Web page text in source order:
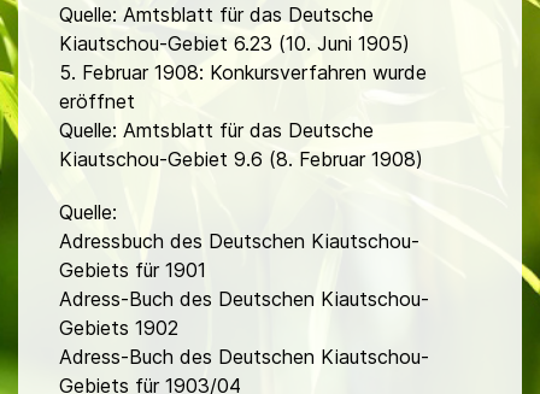
Quelle: Amtsblatt für das Deutsche
Kiautschou-Gebiet 6.23 (10. Juni 1905)
5. Februar 1908: Konkursverfahren wurde
eröffnet
Quelle: Amtsblatt für das Deutsche
Kiautschou-Gebiet 9.6 (8. Februar 1908)
Quelle:
Adressbuch des Deutschen Kiautschou-
Gebiets für 1901
Adress-Buch des Deutschen Kiautschou-
Gebiets 1902
Adress-Buch des Deutschen Kiautschou-
Gebiets für 1903/04